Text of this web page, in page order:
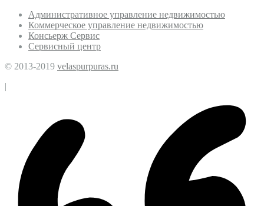
Административное управление недвижимостью
Коммерческое управление недвижимостью
Консьерж Сервис
Сервисный центр
© 2013-2019 velaspurpuras.ru
|